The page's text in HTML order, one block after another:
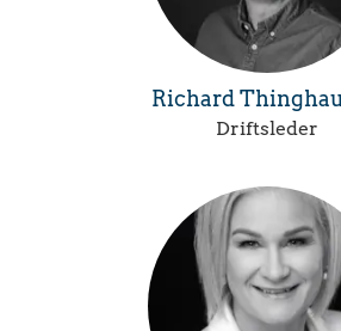
Richard
Driftsleder